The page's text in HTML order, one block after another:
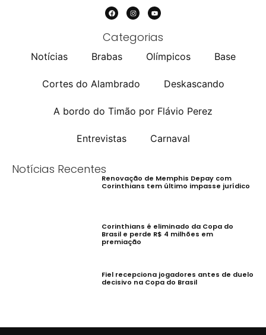
Categorias
Notícias Brabas Olímpicos Base
Cortes do Alambrado Deskascando
A bordo do Timão por Flávio Perez
Entrevistas Carnaval
Notícias Recentes
Renovação de Memphis Depay com
Corinthians tem último impasse jurídico
Corinthians é eliminado da Copa do
Brasil e perde R$ 4 milhões em
premiação
Fiel recepciona jogadores antes de duelo
decisivo na Copa do Brasil